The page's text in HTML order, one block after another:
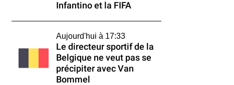
Infantino et la FIFA
Aujourd'hui à 17:33
Le directeur sportif de la
Belgique ne veut pas se
précipiter avec Van
Bommel